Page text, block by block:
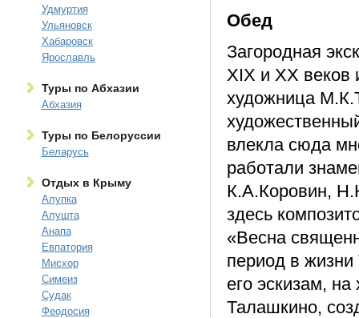
Удмуртия
Ульяновск
Хабаровск
Ярославль
Туры по Абхазии
Абхазия
Туры по Белоруссии
Беларусь
Отдых в Крыму
Алупка
Алушта
Анапа
Евпатория
Мисхор
Симеиз
Судак
Феодосия
Обед
Загородная
XIX и XX веков
художница
влекла сюда
работали
К.А.Коровин,
здесь
«Весна
период в
его эскизам,
Талашкино,